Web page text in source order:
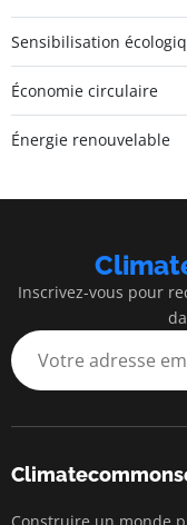
Sensibilisation
Économie circulaire
Énergie renouvelable
Inscrivez-vous pour
Construire un monde